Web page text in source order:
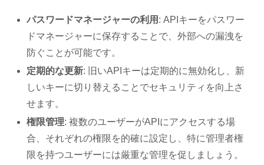
パスワードマネージャーの利用 : APIキーをパスワー
ドマネージャーに保存することで、外部への漏洩を
防ぐことが可能です。
定期的な更新: 旧いAPIキーは定期的に無効化し、新
しいキーに切り替えることでセキュリティを向上さ
せます。
権限管理: 複数のユーザーがAPIにアクセスする場
合、それぞれの権限を的確に設定し、特に管理者権
限を持つユーザーには厳重な管理を促しましょう。